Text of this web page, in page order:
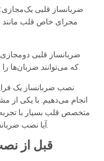
ضربانساز قلبی یک‌مجازی:
مجرای خاص قلب مانند
ضربانساز قلبی
که می‌توانند ضربان‌ها را از یا به حفره‌های قلب منتقل کنند.
نصب ضربانساز یک
متخصص قلب بسیار با تجربه
آیا نصب ضربانساز ممکن است به شما کمک کند.
قبل از